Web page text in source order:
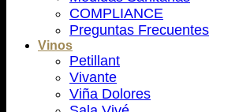
COMPLIANCE
Preguntas Frecuentes
Vinos
Petillant
Vivante
Viña Dolores